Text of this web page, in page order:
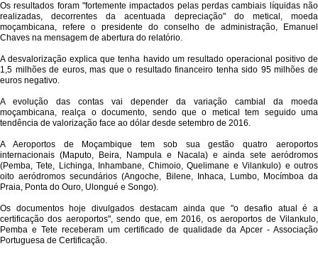
Os resultados foram "fortemente impactados pelas perdas cambiais líquidas não
realizadas, decorrentes da acentuada depreciação" do metical, moeda
moçambicana, refere o presidente do conselho de administração, Emanuel
Chaves na mensagem de abertura do relatório.
A desvalorização explica que tenha havido um resultado operacional positivo de
1,5 milhões de euros, mas que o resultado financeiro tenha sido 95 milhões de
euros negativo.
A evolução das contas vai depender da variação cambial da moeda
moçambicana, realça o documento, sendo que o metical tem seguido uma
tendência de valorização face ao dólar desde setembro de 2016.
A Aeroportos de Moçambique tem sob sua gestão quatro aeroportos
internacionais (Maputo, Beira, Nampula e Nacala) e ainda sete aeródromos
(Pemba, Tete, Lichinga, Inhambane, Chimoio, Quelimane e Vilankulo) e outros
oito aeródromos secundários (Angoche, Bilene, Inhaca, Lumbo, Mocímboa da
Praia, Ponta do Ouro, Ulongué e Songo).
Os documentos hoje divulgados destacam ainda que "o desafio atual é a
certificação dos aeroportos", sendo que, em 2016, os aeroportos de Vilankulo,
Pemba e Tete receberam um certificado de qualidade da Apcer - Associação
Portuguesa de Certificação.